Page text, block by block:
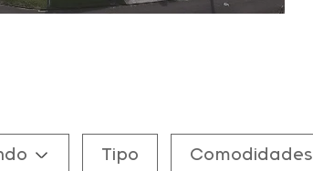
Tipo Comodidades